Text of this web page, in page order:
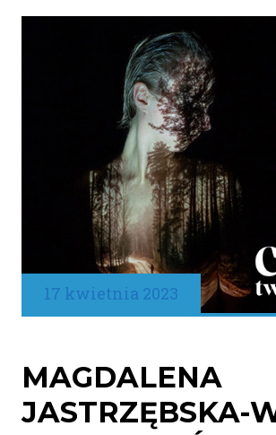
17 kwietnia 2023
MAGDALENA
JASTRZĘBSKA-